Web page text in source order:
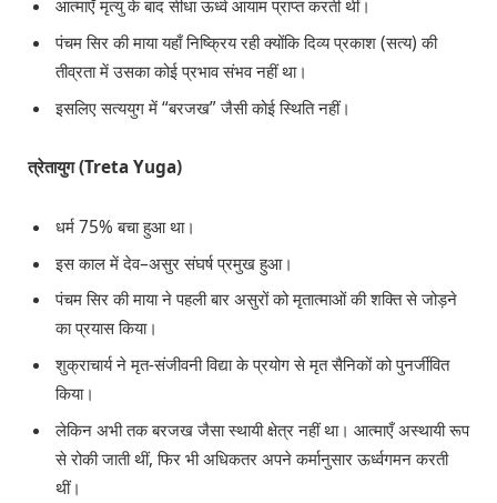
आत्माएँ मृत्यु के बाद सीधा ऊर्ध्व आयाम प्राप्त करती थीं।
पंचम सिर की माया यहाँ निष्क्रिय रही क्योंकि दिव्य प्रकाश (सत्य) की
तीव्रता में उसका कोई प्रभाव संभव नहीं था।
इसलिए सत्ययुग में “बरजख” जैसी कोई स्थिति नहीं।
त्रेतायुग (Treta Yuga)
धर्म 75% बचा हुआ था।
इस काल में देव–असुर संघर्ष प्रमुख हुआ।
पंचम सिर की माया ने पहली बार असुरों को मृतात्माओं की शक्ति से जोड़ने
का प्रयास किया।
शुक्राचार्य ने मृत-संजीवनी विद्या के प्रयोग से मृत सैनिकों को पुनर्जीवित
किया।
लेकिन अभी तक बरजख जैसा स्थायी क्षेत्र नहीं था। आत्माएँ अस्थायी रूप
से रोकी जाती थीं, फिर भी अधिकतर अपने कर्मानुसार ऊर्ध्वगमन करती
थीं।